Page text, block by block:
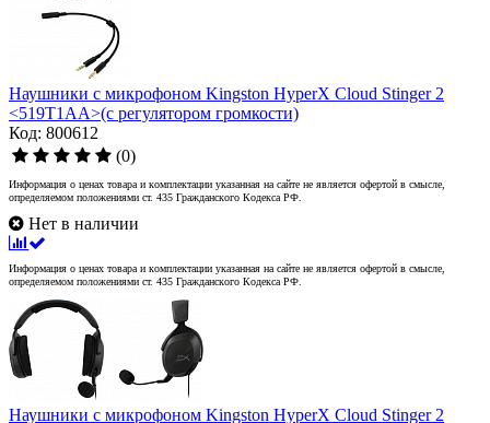
Наушники с микрофоном Kingston HyperX Cloud Stinger 2
<519T1AA>(с регулятором громкости)
Код: 800612
(0)
Информация о ценах товара и комплектации указанная на сайте не является офертой в смысле,
определяемом положениями ст. 435 Гражданского Кодекса РФ.
Нет в наличии
Информация о ценах товара и комплектации указанная на сайте не является офертой в смысле,
определяемом положениями ст. 435 Гражданского Кодекса РФ.
Наушники с микрофоном Kingston HyperX Cloud Stinger 2